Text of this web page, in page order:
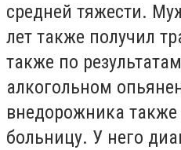
средней тяжести.
лет также получил
также по
алкогольном
внедорожника также
больницу. У него